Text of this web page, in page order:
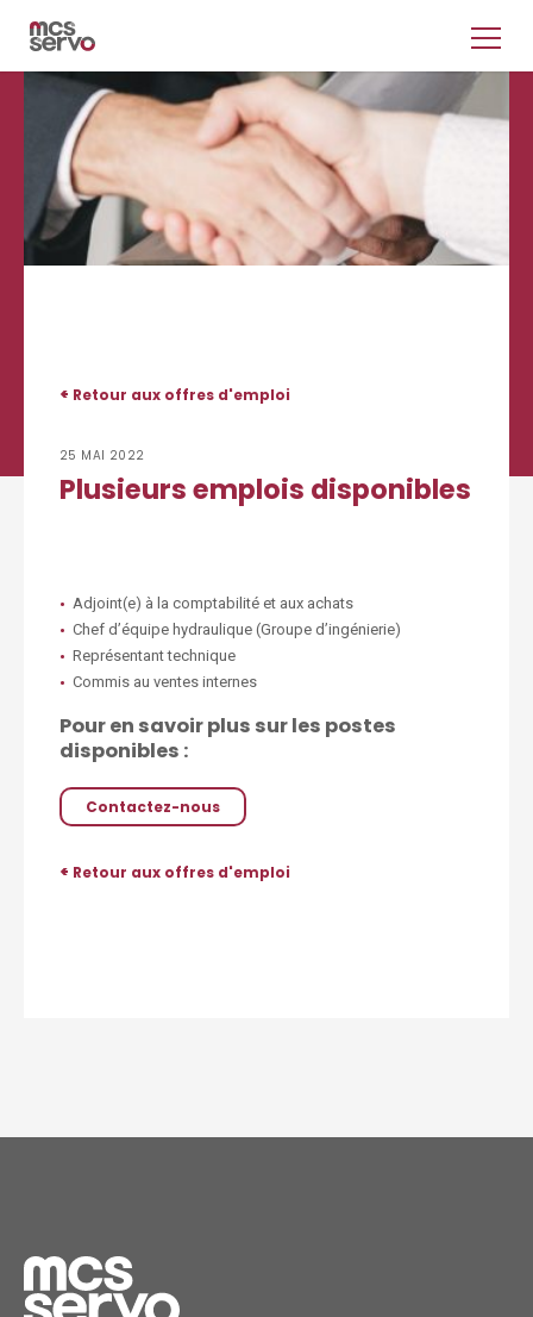
< Retour aux offres d'emploi
25 MAI 2022
Plusieurs emplois disponibles
Adjoint(e) à la comptabilité et aux achats
Chef d’équipe hydraulique (Groupe d’ingénierie)
Représentant technique
Commis au ventes internes
Pour en savoir plus sur les postes
disponibles :
Contactez-nous
< Retour aux offres d'emploi